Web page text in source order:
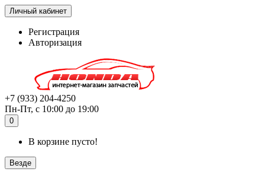
Личный кабинет
Регистрация
Авторизация
+7 (933) 204-4250
Пн-Пт, с 10:00 до 19:00
0
В корзине пусто!
Везде